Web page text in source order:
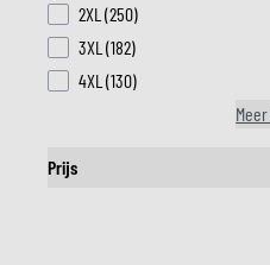
2XL (250products available
)
3XL (182products available
)
4XL (130products available
)
Prijs